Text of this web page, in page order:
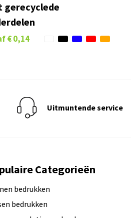
gerecyclede
€ 0,14
Uitmuntende service
Categorieën
bedrukken
bedrukken